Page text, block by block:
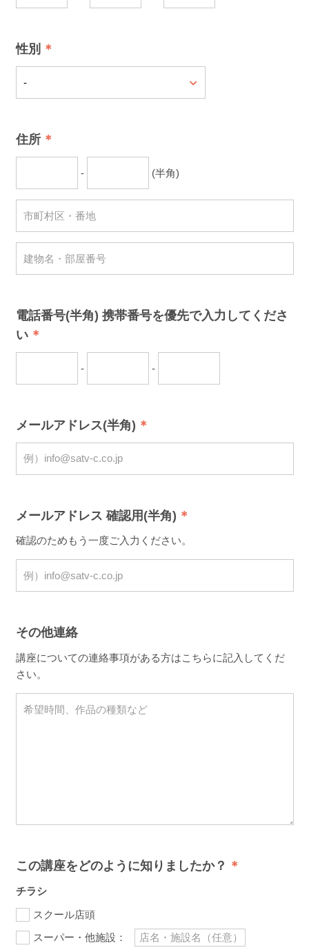
性別
住所
- (半角)
電話番号(半角) 携帯番号を優先で入力してくださ
い
- -
メールアドレス(半角)
メールアドレス 確認用(半角)
確認のためもう一度ご入力ください。
その他連絡
講座についての連絡事項がある方はこちらに記入してくだ
さい。
この講座をどのように知りましたか？
チラシ
スクール店頭
スーパー・他施設：